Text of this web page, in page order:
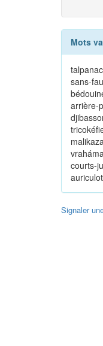
Mots
sans-
arrière-
courts-
Signaler